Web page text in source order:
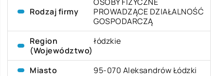
Rodzaj firmy
PROWADZĄCE DZIAŁALNOŚĆ
GOSPODARCZĄ
Region
(Województwo)
łódzkie
Miasto
95-070 Aleksandrów Łódzki